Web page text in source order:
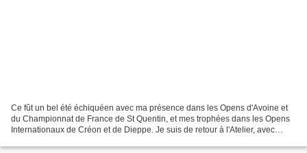
Ce fût un bel été échiquéen avec ma présence dans les Opens d'Avoine et
du Championnat de France de St Quentin, et mes trophées dans les Opens
Internationaux de Créon et de Dieppe. Je suis de retour à l'Atelier, avec